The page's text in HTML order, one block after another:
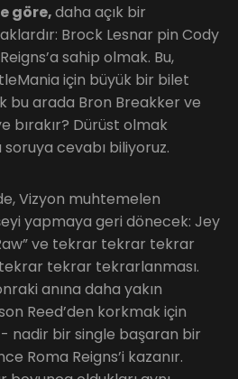
göre,daha açık bir
Brock Lesnar pin Cody
sahip olmak. Bu,
için büyük bir bilet
bu arada Bron Breakker ve
bırakır? Dürüst olmak
cevabı biliyoruz.
Vizyon muhtemelen
yapmaya geri dönecek: Jey
ve tekrar tekrar tekrar
tekrar tekrarlanması.
anına daha yakın
Reed’den korkmak için
nadir bir single başaran bir
Roma Reigns’i kazanır.